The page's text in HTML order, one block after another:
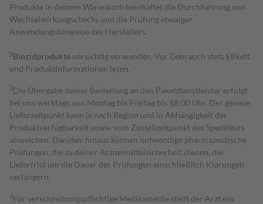
Produkte in deinem Warenkorb beinhaltet die Durchführung von
Wechselwirkungschecks und die Prüfung etwaiger
Anwendungshinweise des Herstellers.
2Biozidproduktevorsichtig verwenden. Vor Gebrauch stets Etikett
und Produktinformationen lesen.
3Die Übergabe deiner Bestellung an den Paketdienstleister erfolgt
bei uns werktags von Montag bis Freitag bis 18:00 Uhr. Der genaue
Lieferzeitpunkt kann je nach Region und in Abhängigkeit der
Produktverfügbarkeit sowie vom Zustellzeitpunkt des Spediteurs
abweichen. Darüber hinaus können notwendige pharmazeutische
Prüfungen, die zu deiner Arzneimittelsicherheit dienen, die
Lieferfrist um die Dauer der Prüfungen einschließlich Klärungen
verlängern.
4Für verschreibungspflichtige Medikamente stellt der Arzt ein